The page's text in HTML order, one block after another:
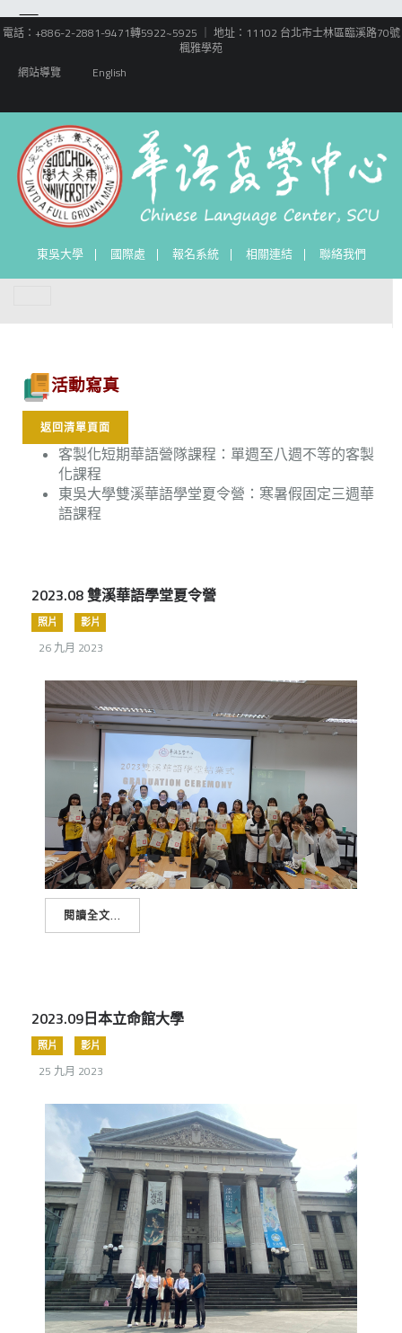
電話：+886-2-2881-9471轉5922~5925 ｜ 地址：11102 台北市士林區臨溪路70號
楓雅學苑
網站導覽
English
東吳大學 國際處 報名系統 相關連結 聯絡我們
活動寫真
返回清單頁面
客製化短期華語營隊課程：單週至八週不等的客製
化課程
東吳大學雙溪華語學堂夏令營：寒暑假固定三週華
語課程
2023.08 雙溪華語學堂夏令營
照片 影片
26 九月 2023
閱讀全文...
2023.09日本立命館大學
照片 影片
25 九月 2023